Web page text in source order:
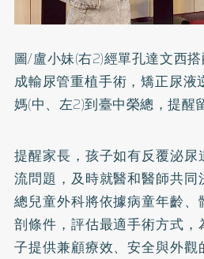
圖/盧小妹(右2)經單孔達文西
成輸尿管重植手術，矯正尿液
媽(中、左2)到臺中榮總，提醒
提醒家長，孩子如有反覆泌
流問題，及時就醫和醫師共
總兒童外科將依據病童年齡
剖條件，評估最適手術方式
子提供兼顧療效、安全與外